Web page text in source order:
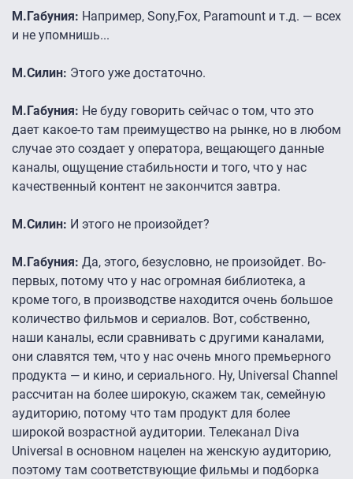
М.Габуния: Например, Sony,Fox, Paramount и т.д. — всех
и не упомнишь...
М.Силин: Этого уже достаточно.
М.Габуния: Не буду говорить сейчас о том, что это
дает какое-то там преимущество на рынке, но в любом
случае это создает у оператора, вещающего данные
каналы, ощущение стабильности и того, что у нас
качественный контент не закончится завтра.
М.Силин: И этого не произойдет?
М.Габуния: Да, этого, безусловно, не произойдет. Во-
первых, потому что у нас огромная библиотека, а
кроме того, в производстве находится очень большое
количество фильмов и сериалов. Вот, собственно,
наши каналы, если сравнивать с другими каналами,
они славятся тем, что у нас очень много премьерного
продукта — и кино, и сериального. Ну, Universal Channel
рассчитан на более широкую, скажем так, семейную
аудиторию, потому что там продукт для более
широкой возрастной аудитории. Телеканал Diva
Universal в основном нацелен на женскую аудиторию,
поэтому там соответствующие фильмы и подборка